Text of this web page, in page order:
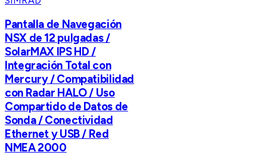
Pantalla de Navegación
NSX de 12 pulgadas /
SolarMAX IPS HD /
Integración Total con
Mercury / Compatibilidad
con Radar HALO / Uso
Compartido de Datos de
Sonda / Conectividad
Ethernet y USB / Red
NMEA 2000